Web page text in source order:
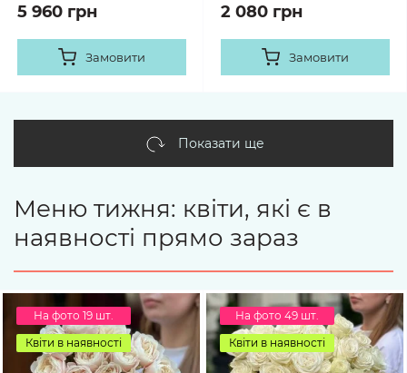
5 960 грн
Замовити
2 080 грн
Замовити
Показати ще
Меню тижня: квіти, які є в
наявності прямо зараз
На фото 19 шт.
Квіти в наявності
На фото 49 шт.
Квіти в наявності